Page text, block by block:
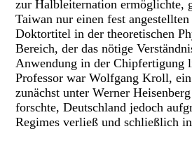
zur Halbleiternation ermöglichte,
Taiwan nur einen fest
Doktortitel in der theoretischen
Bereich, der das nötige
Anwendung in der Chipfertigung
Professor war Wolfgang Kroll,
zunächst unter Werner
forschte, Deutschland jedoch
Regimes verließ und schließlich